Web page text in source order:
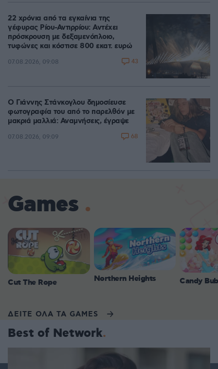
22 χρόνια από τα εγκαίνια της
γέφυρας Ρίου-Αντιρρίου: Αντέχει
πρόσκρουση με δεξαμενόπλοιο,
τυφώνες και κόστισε 800 εκατ. ευρώ
07.08.2026, 09:08 43
Ο Γιάννης Στάνκογλου δημοσίευσε
φωτογραφία του από το παρελθόν με
μακριά μαλλιά: Αναμνήσεις, έγραψε
07.08.2026, 09:09 68
Games
Cut The Rope Northern Heights Candy
ΔΕΙΤΕ ΟΛΑ ΤΑ GAMES
Best of Network